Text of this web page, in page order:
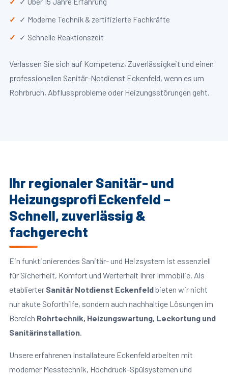
✓ Moderne Technik & zertifizierte Fachkräfte
✓ Schnelle Reaktionszeit
Verlassen Sie sich auf Kompetenz, Zuverlässigkeit und einen
professionellen Sanitär-Notdienst Eckenfeld, wenn es um
Rohrbruch, Abflussprobleme oder Heizungsstörungen geht.
Ihr regionaler Sanitär- und
Heizungsprofi Eckenfeld –
Schnell, zuverlässig &
fachgerecht
Ein funktionierendes Sanitär- und Heizsystem ist essenziell
für Sicherheit, Komfort und Werterhalt Ihrer Immobilie. Als
etablierter Sanitär Notdienst Eckenfeldbieten wir nicht
nur akute Soforthilfe, sondern auch nachhaltige Lösungen im
Bereich Rohrtechnik, Heizungswartung, Leckortung und
Sanitärinstallation.
Unsere erfahrenen Installateure Eckenfeld arbeiten mit
moderner Messtechnik, Hochdruck-Spülsystemen und